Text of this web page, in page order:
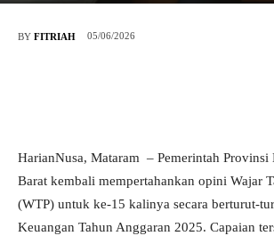
BY FITRIAH 05/06/2026
HarianNusa, Mataram – Pemerintah Provinsi
Barat kembali mempertahankan opini Wajar
(WTP) untuk ke-15 kalinya secara berturut-
Keuangan Tahun Anggaran 2025. Capaian